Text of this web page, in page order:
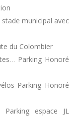
municipal avec
du Colombier
Parking Honoré
Parking Honoré
Parking espace JL